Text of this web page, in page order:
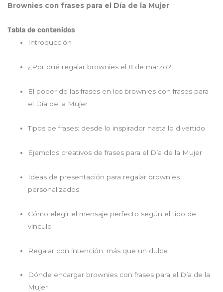
Brownies con frases para el Día de la Mujer
Tabla de contenidos
Introducción
¿Por qué regalar brownies el 8 de marzo?
El poder de las frases en los brownies con frases para
el Día de la Mujer
Tipos de frases: desde lo inspirador hasta lo divertido
Ejemplos creativos de frases para el Día de la Mujer
Ideas de presentación para regalar brownies
personalizados
Cómo elegir el mensaje perfecto según el tipo de
vínculo
Regalar con intención: más que un dulce
Dónde encargar brownies con frases para el Día de la
Mujer